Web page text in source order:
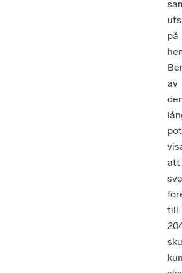
på
av
att
till